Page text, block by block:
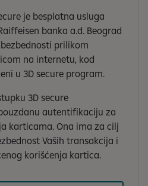
je besplatna usluga
banka a.d. Beograd
prilikom
na internetu, kod
u 3D secure program.
3D secure
autentifikaciju za
karticama. Ona ima za cilj
Vaših transakcija i
korišćenja kartica.